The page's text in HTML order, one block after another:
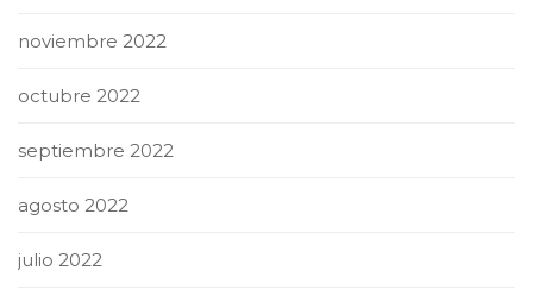
noviembre 2022
octubre 2022
septiembre 2022
agosto 2022
julio 2022